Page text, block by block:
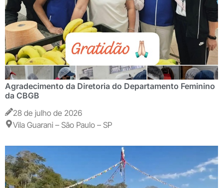
Agradecimento da Diretoria do Departamento Feminino
da CBGB
28 de julho de 2026
Vila Guarani – São Paulo – SP